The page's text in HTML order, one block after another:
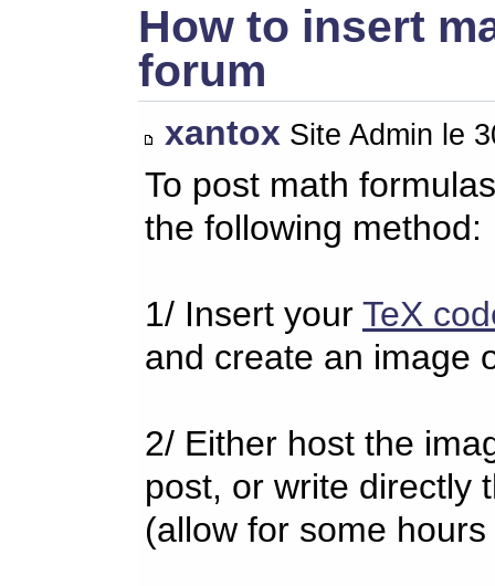
How to insert
forum
xantox Site Admin le
To post math
the following method:
1/ Insert your TeX
and create an image
2/ Either host the
post, or write directly
(allow for some